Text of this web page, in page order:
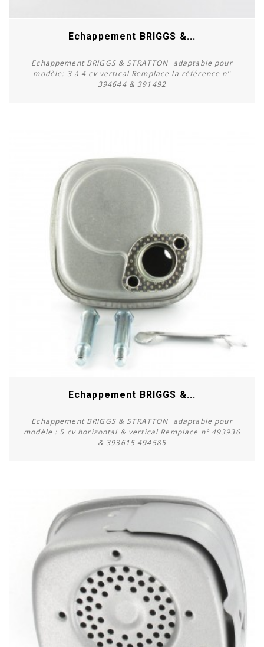
Echappement BRIGGS &...
Echappement BRIGGS & STRATTON adaptable pour
modèle: 3 à 4 cv vertical Remplace la référence n°
394644 & 391492
Acheter
Echappement BRIGGS &...
Echappement BRIGGS & STRATTON adaptable pour
modèle : 5 cv horizontal & vertical Remplace n° 493936
& 393615 494585